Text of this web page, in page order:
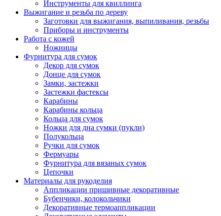
Инструменты для квиллинга
Выжигание и резьба по дереву
Заготовки для выжигания, выпиливания, резьбы
Приборы и инструменты
Работа с кожей
Ножницы
Фурнитура для сумок
Декор для сумок
Донце для сумок
Замки, застежки
Застежки фастексы
Карабины
Карабины кольца
Кольца для сумок
Ножки для дна сумки (пукли)
Полукольца
Ручки для сумок
Фермуары
Фурнитура для вязаных сумок
Цепочки
Материалы для рукоделия
Аппликации пришивные декоративные
Бубенчики, колокольчики
Декоративные термоаппликации